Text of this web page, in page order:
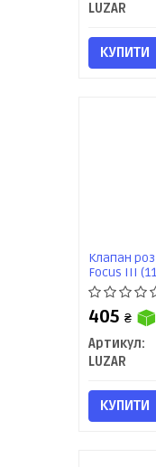
LUZAR
КУПИТИ
Клапан
Focus III
405 ₴
Артикул:
LUZAR
КУПИТИ